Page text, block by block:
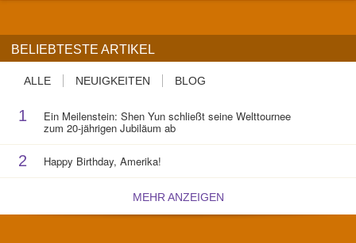
BELIEBTESTE ARTIKEL
ALLE NEUIGKEITEN BLOG
1 Ein Meilenstein: Shen Yun schließt seine Welttournee
zum 20-jährigen Jubiläum ab
2 Happy Birthday, Amerika!
MEHR ANZEIGEN